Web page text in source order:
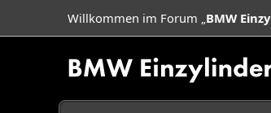
Willkommen im Forum „BMW